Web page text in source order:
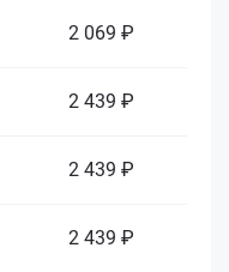
2 069 ₽
2 439 ₽
2 439 ₽
2 439 ₽